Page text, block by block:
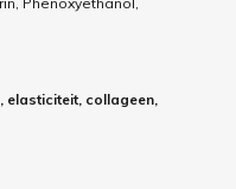
elasticiteit, collageen,